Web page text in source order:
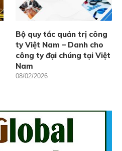
Bộ quy tắc quản trị công
ty Việt Nam – Danh cho
công ty đại chúng tại Việt
Nam
08/02/2026